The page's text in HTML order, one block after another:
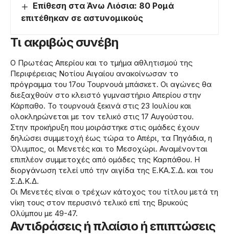
Επίθεση στα Άνω Λιόσια: 80 Ρομά
επιτέθηκαν σε αστυνομικούς
Τι ακριβώς συνέβη
Ο Πρωτέας Απερίου και το τμήμα αθλητισμού της
Περιφέρειας Νοτίου Αιγαίου ανακοίνωσαν το
πρόγραμμα του 17ου Τουρνουά μπάσκετ. Οι αγώνες θα
διεξαχθούν στο κλειστό γυμναστήριο Απερίου στην
Κάρπαθο. Το τουρνουά ξεκινά στις 23 Ιουλίου και
ολοκληρώνεται με τον τελικό στις 17 Αυγούστου.
Στην προκήρυξη που μοιράστηκε στις ομάδες έχουν
δηλώσει συμμετοχή έως τώρα το Απέρι, τα Πηγάδια, η
Όλυμπος, οι Μενετές και το Μεσοχώρι. Αναμένονται
επιπλέον συμμετοχές από ομάδες της Καρπάθου. Η
διοργάνωση τελεί υπό την αιγίδα της Ε.ΚΑ.Σ.Δ. και του
Σ.Δ.Κ.Δ.
Οι Μενετές είναι ο τρέχων κάτοχος του τίτλου μετά τη
νίκη τους στον περυσινό τελικό επί της Βρυκούς
Ολύμπου με 49-47.
Αντιδράσεις ή πλαίσιο ή επιπτώσεις